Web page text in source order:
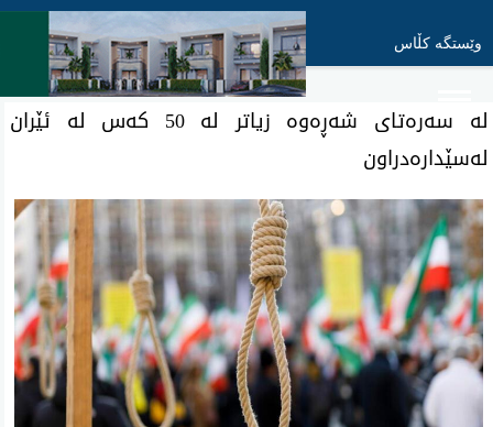
وێستگە کڵاس
لە سەرەتای شەڕەوە زیاتر لە 50 کەس لە ئێران
لەسێدارەدراون